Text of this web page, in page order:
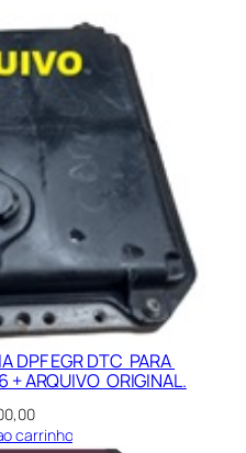
DPF EGR DTC PARA
ARQUIVO ORIGINAL.
carrinho